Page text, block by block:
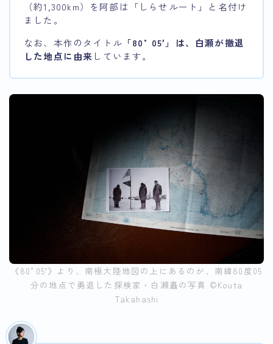
（約1,300km）を阿部は「しらせルート」と名付け
ました。
なお、本作のタイトル 「80°05′」は、白瀬が撤退
した地点に由来 しています。
《80°05′》より、南極大陸地図の上にあるのが、南緯80度05
分の地点で勇退した探検家・白瀬矗の写真 ©︎Kouta
Takahashi